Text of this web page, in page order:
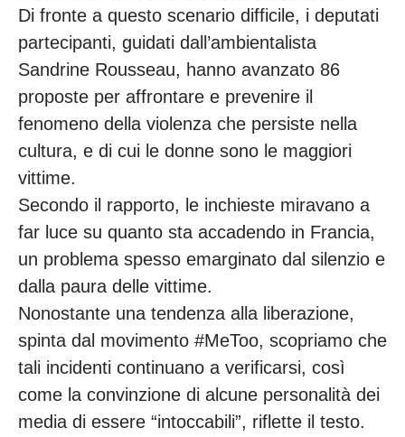
Di fronte a questo scenario difficile, i deputati
partecipanti, guidati dall’ambientalista
Sandrine Rousseau, hanno avanzato 86
proposte per affrontare e prevenire il
fenomeno della violenza che persiste nella
cultura, e di cui le donne sono le maggiori
vittime.
Secondo il rapporto, le inchieste miravano a
far luce su quanto sta accadendo in Francia,
un problema spesso emarginato dal silenzio e
dalla paura delle vittime.
Nonostante una tendenza alla liberazione,
spinta dal movimento #MeToo, scopriamo che
tali incidenti continuano a verificarsi, così
come la convinzione di alcune personalità dei
media di essere “intoccabili”, riflette il testo.